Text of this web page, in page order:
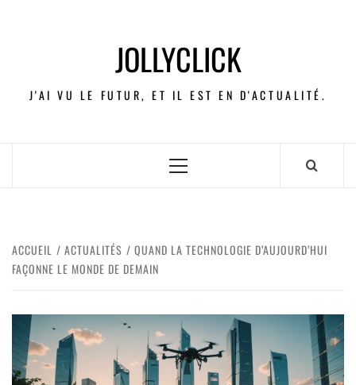
JOLLYCLICK
J'AI VU LE FUTUR, ET IL EST EN D'ACTUALITÉ.
ACCUEIL ACTUALITÉS
QUAND LA TECHNOLOGIE D’AUJOURD’HUI
FAÇONNE LE MONDE DE DEMAIN